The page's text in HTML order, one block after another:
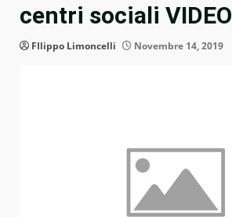
centri sociali VIDEO
FIlippo Limoncelli Novembre 14, 2019